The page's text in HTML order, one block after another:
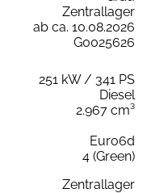
Zentrallager
ab ca. 10.08.2026
G0025626
251 kW / 341 PS
Diesel
2.967 cm³
Euro6d
4 (Green)
Zentrallager